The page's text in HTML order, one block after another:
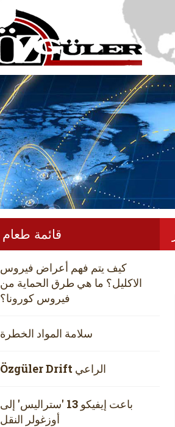
قائمة طعام
كيف يتم فهم أعراض فيروس
الاكليل؟ ما هي طرق الحماية من
فيروس كورونا؟
سلامة المواد الخطرة
Özgüler Drift الراعي
باعت إيفيكو 13 'ستراليس' إلى
أوزغولر النقل